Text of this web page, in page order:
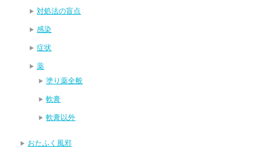
対処法の盲点
感染
症状
薬
塗り薬全般
軟膏
軟膏以外
おたふく風邪